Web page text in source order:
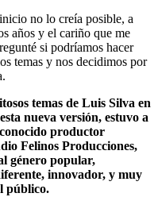
no lo creía posible, a
años y el cariño que me
si podríamos hacer
temas y nos decidimos por
temas de Luis Silva en
nueva versión, estuvo a
productor
Felinos Producciones,
género popular,
innovador, y muy
público.